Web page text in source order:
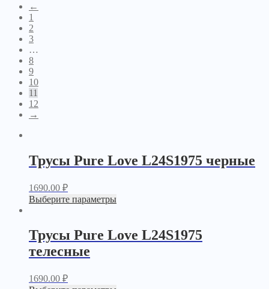
←
1
2
3
…
8
9
10
11
12
→
Трусы Pure Love L24S1975 черные
1690.00 ₽
Выберите параметры
Трусы Pure Love L24S1975
телесные
1690.00 ₽